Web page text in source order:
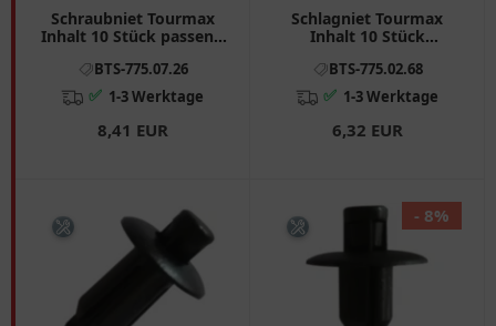
Schraubniet Tourmax
Inhalt 10 Stück passend
- 12R
BTS-775.07.26
✅ 1-3 Werktage
8,41 EUR
Schlagniet Tourmax
Inhalt 10 Stück
passend für: Honda XL,
CBR, VTR
BTS-775.02.68
✅ 1-3 Werktage
6,32 EUR
- 8%